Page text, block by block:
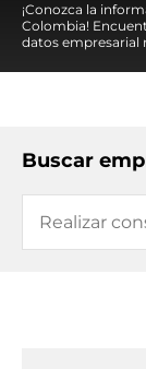
¡Conozca la
Colombia!
datos empresarial
Buscar